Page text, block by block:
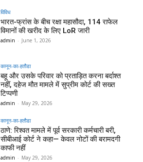
विविध
भारत-फ्रांस के बीच रक्षा महासौदा, 114 राफेल
विमानों की खरीद के लिए LoR जारी
admin - June 1, 2026
कानून-का-हतौडा
बहू और उसके परिवार को प्रताड़ित करना बर्दाश्त
नहीं, दहेज मौत मामले में सुप्रीम कोर्ट की सख्त
टिप्पणी
admin - May 29, 2026
कानून-का-हतौडा
ठाणे: रिश्वत मामले में पूर्व सरकारी कर्मचारी बरी,
सीबीआई कोर्ट ने कहा— केवल नोटों की बरामदगी
काफी नहीं
admin - May 29, 2026